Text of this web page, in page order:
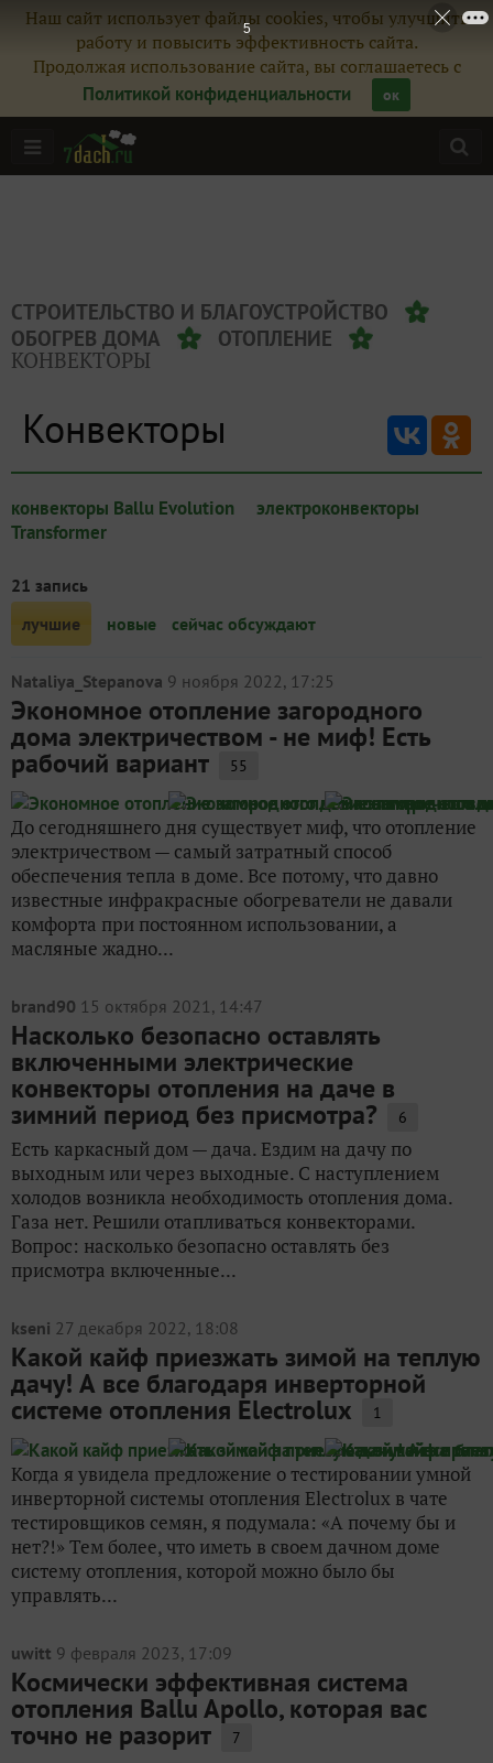
Наш сайт использует файлы cookies, чтобы улучшить
работу и повысить эффективность сайта.
Продолжая использование сайта, вы соглашаетесь с
Политикой конфиденциальности
ок
СТРОИТЕЛЬСТВО И БЛАГОУСТРОЙСТВО
ОБОГРЕВ ДОМА
ОТОПЛЕНИЕ
КОНВЕКТОРЫ
Конвекторы
конвекторы Ballu Evolution
Transformer
электроконвекторы
21 запись
лучшие
новые сейчас обсуждают
Nataliya_Stepanova 9 ноября 2022, 17:25
Экономное отопление загородного
дома электричеством - не миф! Есть
рабочий вариант 55
До сегодняшнего дня существует миф, что отопление
электричеством — самый затратный способ
обеспечения тепла в доме. Все потому, что давно
известные инфракрасные обогреватели не давали
комфорта при постоянном использовании, а
масляные жадно...
brand90 15 октября 2021, 14:47
Насколько безопасно оставлять
включенными электрические
конвекторы отопления на даче в
зимний период без присмотра? 6
Есть каркасный дом — дача. Ездим на дачу по
выходным или через выходные. С наступлением
холодов возникла необходимость отопления дома.
Газа нет. Решили отапливаться конвекторами.
Вопрос: насколько безопасно оставлять без
присмотра включенные...
kseni 27 декабря 2022, 18:08
Какой кайф приезжать зимой на теплую
дачу! А все благодаря инверторной
системе отопления Electrolux 1
Когда я увидела предложение о тестировании умной
инверторной системы отопления Electrolux в чате
тестировщиков семян, я подумала: «А почему бы и
нет?!» Тем более, что иметь в своем дачном доме
систему отопления, которой можно было бы
управлять...
uwitt 9 февраля 2023, 17:09
Космически эффективная система
отопления Ballu Apollo, которая вас
точно не разорит 7
5